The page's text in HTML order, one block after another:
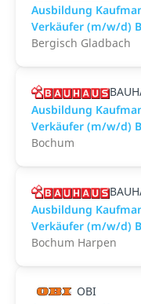
Ausbildung
Verkäufer (m/w/d)
Bergisch Gladbach
Ausbildung
Verkäufer (m/w/d)
Bochum
Ausbildung
Verkäufer (m/w/d)
Bochum Harpen
OBI